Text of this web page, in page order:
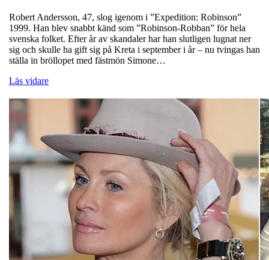
Robert Andersson, 47, slog igenom i ”Expedition: Robinson”
1999. Han blev snabbt känd som ”Robinson-Robban” för hela
svenska folket. Efter år av skandaler har han slutligen lugnat ner
sig och skulle ha gift sig på Kreta i september i år – nu tvingas han
ställa in bröllopet med fästmön Simone…
Läs vidare